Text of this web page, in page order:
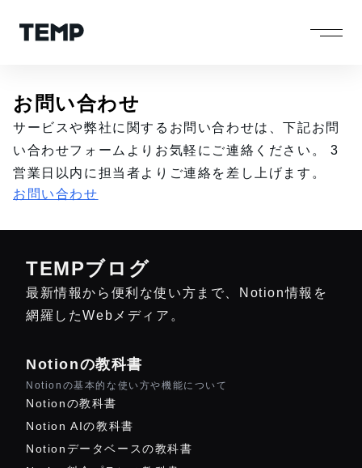
お問い合わせ
サービスや弊社に関するお問い合わせは、下記お問
い合わせフォームよりお気軽にご連絡ください。 3
営業日以内に担当者よりご連絡を差し上げます。
お問い合わせ
TEMPブログ
最新情報から便利な使い方まで、Notion情報を
網羅したWebメディア。
Notionの教科書
Notionの基本的な使い方や機能について
Notionの教科書
Notion AIの教科書
Notionデータベースの教科書